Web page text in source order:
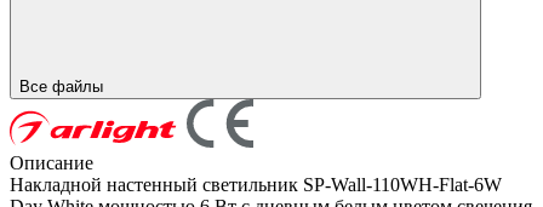
Все файлы
Описание
Накладной настенный светильник SP-Wall-110WH-Flat-6W